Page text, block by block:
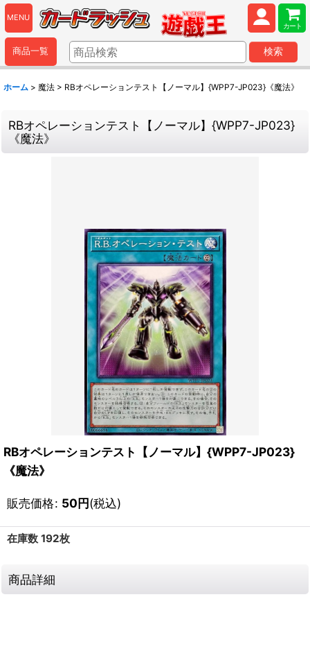
MENU
カート
商品一覧 検索
ホーム > 魔法 > RBオペレーションテスト【ノーマル】{WPP7-JP023}《魔法》
RBオペレーションテスト【ノーマル】{WPP7-JP023}
《魔法》
RBオペレーションテスト【ノーマル】{WPP7-JP023}
《魔法》
販売価格: 50円(税込)
在庫数 192枚
商品詳細